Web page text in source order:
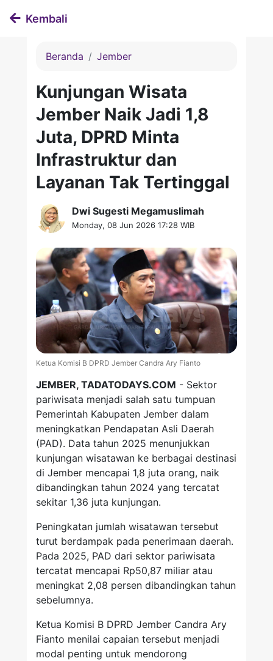
Kembali
Beranda Jember
Kunjungan Wisata
Jember Naik Jadi 1,8
Juta, DPRD Minta
Infrastruktur dan
Layanan Tak Tertinggal
Dwi Sugesti Megamuslimah
Monday, 08 Jun 2026 17:28 WIB
Ketua Komisi B DPRD Jember Candra Ary Fianto
JEMBER, TADATODAYS.COM - Sektor
pariwisata menjadi salah satu tumpuan
Pemerintah Kabupaten Jember dalam
meningkatkan Pendapatan Asli Daerah
(PAD). Data tahun 2025 menunjukkan
kunjungan wisatawan ke berbagai destinasi
di Jember mencapai 1,8 juta orang, naik
dibandingkan tahun 2024 yang tercatat
sekitar 1,36 juta kunjungan.
Peningkatan jumlah wisatawan tersebut
turut berdampak pada penerimaan daerah.
Pada 2025, PAD dari sektor pariwisata
tercatat mencapai Rp50,87 miliar atau
meningkat 2,08 persen dibandingkan tahun
sebelumnya.
Ketua Komisi B DPRD Jember Candra Ary
Fianto menilai capaian tersebut menjadi
modal penting untuk mendorong